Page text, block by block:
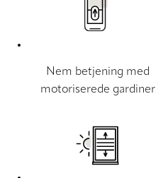
Nem betjening med
motoriserede gardiner